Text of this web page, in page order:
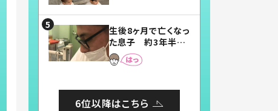
まらない」「幸せにな
れる」
生後8ヶ月で亡くなっ
た息子 約3年半
後、当時の妻の日記
に書いてあった本音
6位以降はこちら